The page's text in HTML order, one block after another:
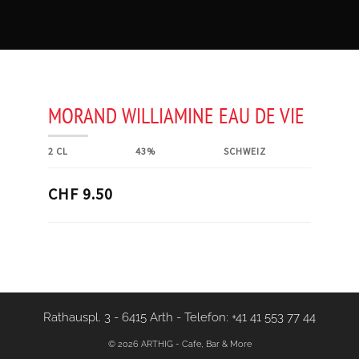
MORAND WILLIAMINE EAU DE VIE
2 CL 43% SCHWEIZ
CHF 9.50
Rathauspl. 3 - 6415 Arth - Telefon: +41 41 553 77 44
© 2026 ARTHIG - Cafe, Bar & More